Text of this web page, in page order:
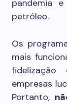
pandemia
petróleo.
Os
mais
fidelização
empresas
Portanto,